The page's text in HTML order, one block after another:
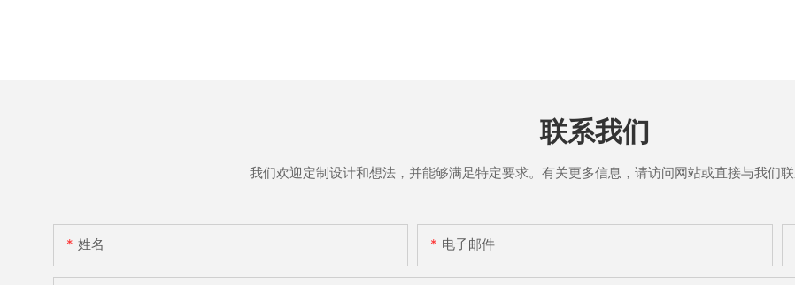
联系我们
我们欢迎定制设计和想法，并能够满足特定要求。有关更多信息，请访问网站或直接与我们联
姓名 电子邮件